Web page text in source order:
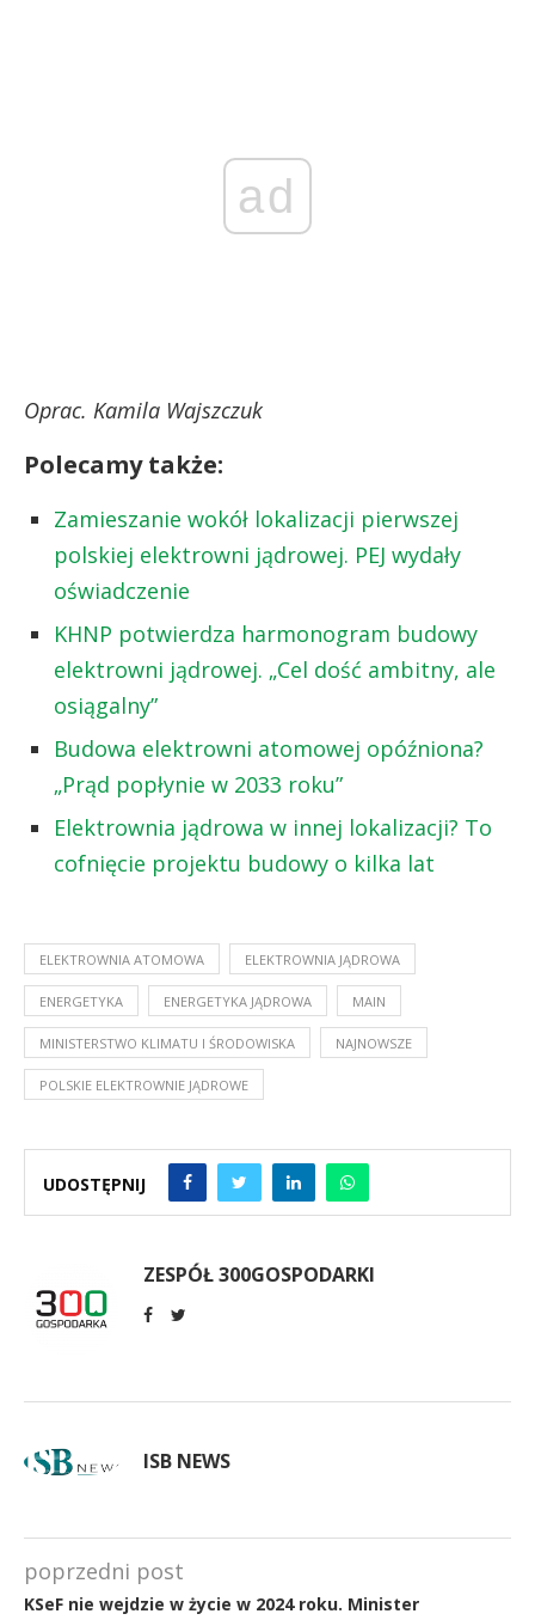
ad
Oprac. Kamila Wajszczuk
Polecamy także:
Zamieszanie wokół lokalizacji pierwszej
polskiej elektrowni jądrowej. PEJ wydały
oświadczenie
KHNP potwierdza harmonogram budowy
elektrowni jądrowej. „Cel dość ambitny, ale
osiągalny”
Budowa elektrowni atomowej opóźniona?
„Prąd popłynie w 2033 roku”
Elektrownia jądrowa w innej lokalizacji? To
cofnięcie projektu budowy o kilka lat
ELEKTROWNIA ATOMOWA ELEKTROWNIA JĄDROWA
ENERGETYKA ENERGETYKA JĄDROWA MAIN
MINISTERSTWO KLIMATU I ŚRODOWISKA NAJNOWSZE
POLSKIE ELEKTROWNIE JĄDROWE
UDOSTĘPNIJ
ZESPÓŁ 300GOSPODARKI
ISB NEWS
poprzedni post
KSeF nie wejdzie w życie w 2024 roku. Minister